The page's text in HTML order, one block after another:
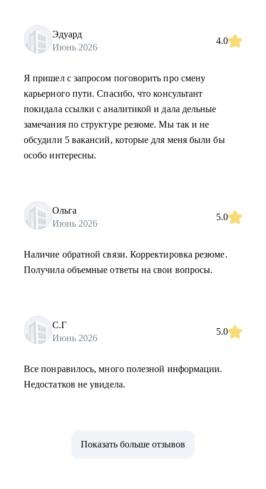
Эдуард
Июнь 2026
4.0
Я пришел с запросом поговорить про смену
карьерного пути. Спасибо, что консультант
покидала ссылки с аналитикой и дала дельные
замечания по структуре резюме. Мы так и не
обсудили 5 вакансий, которые для меня были бы
особо интересны.
Ольга
Июнь 2026
5.0
Наличие обратной связи. Корректировка резюме.
Получила объемные ответы на свои вопросы.
С.Г
Июнь 2026
5.0
Все понравилось, много полезной информации.
Недостатков не увидела.
Показать больше отзывов